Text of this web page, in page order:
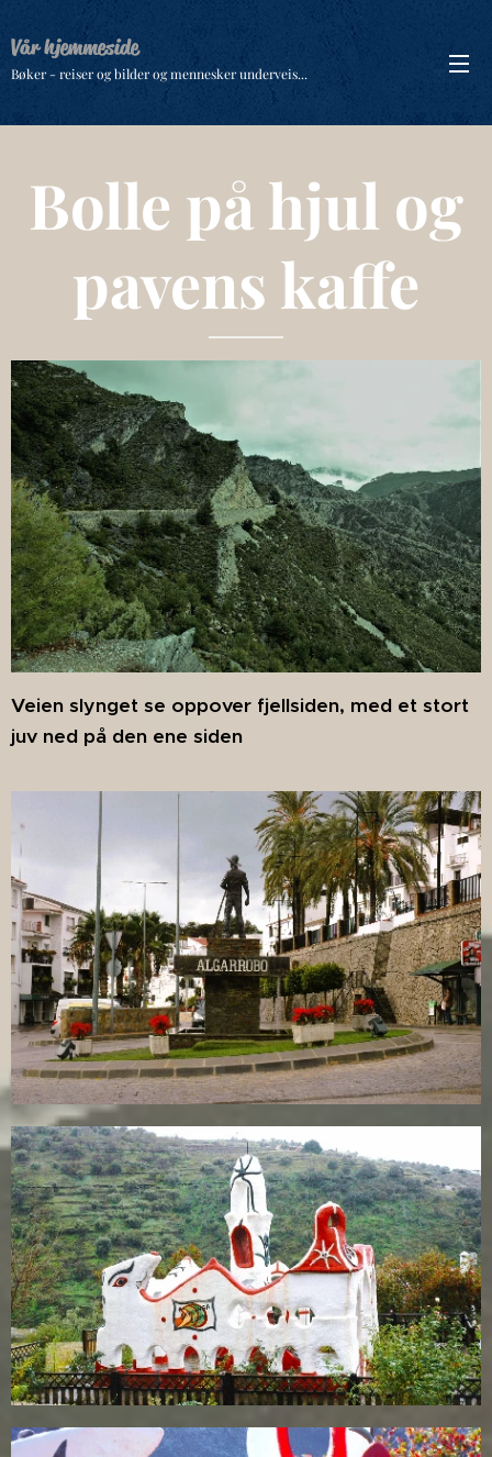
Vår hjemmeside
Bøker - reiser og bilder og mennesker underveis...
Bolle på hjul og
pavens kaffe
Veien slynget se oppover fjellsiden, med et stort
juv ned på den ene siden